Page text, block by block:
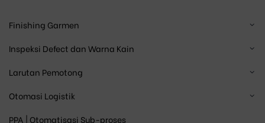
Finishing Garmen
Inspeksi Defect dan Warna Kain
Larutan Pemotong
Otomasi Logistik
PPA | Otomatisasi Sub-proses